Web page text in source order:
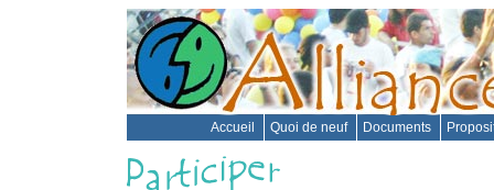
Accueil Quoi de neuf Documents